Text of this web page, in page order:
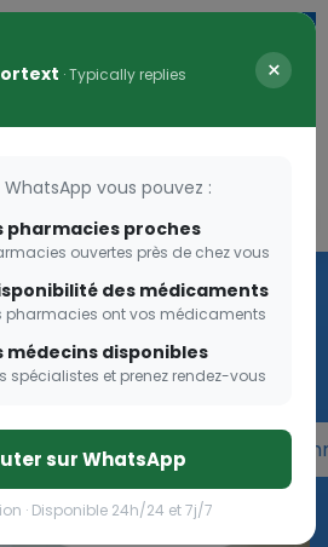
ESTHER
Olga Esther pour les femmes
Olga Esther pour les
· Typically replies
×
vous pouvez :
pharmacies proches
ouvertes près de chez vous
des médicaments
pharmacies ont vos médicaments
médecins disponibles
spécialistes et prenez rendez-vous
sur WhatsApp
· Disponible 24h/24 et 7j/7